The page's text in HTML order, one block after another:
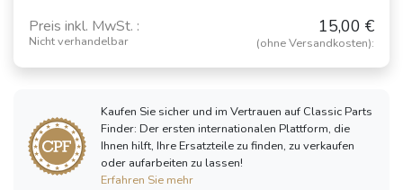
Preis inkl. MwSt. :
Nicht verhandelbar
15,00 €
(ohne Versandkosten):
Kaufen Sie sicher und im Vertrauen auf Classic Parts
Finder: Der ersten internationalen Plattform, die
Ihnen hilft, Ihre Ersatzteile zu finden, zu verkaufen
oder aufarbeiten zu lassen!
Erfahren Sie mehr